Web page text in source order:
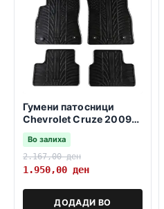
Гумени патосници
Chevrolet Cruze 2009-
2016
Во залиха
2.167,00ден
1.950,00 ден
ДОДАДИ ВО